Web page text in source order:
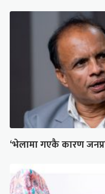
‘भेलामा गएकै कारण